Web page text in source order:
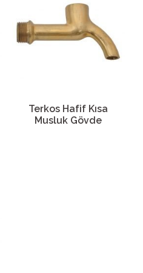
Terkos Hafif Kısa
Musluk Gövde